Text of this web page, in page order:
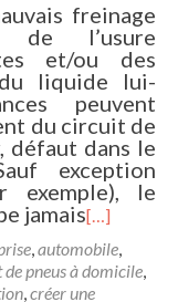
freinage
de l’usure
et/ou des
liquide lui-
peuvent
du circuit de
défaut dans le
exception
exemple), le
jamais[…]
,automobile,
pneus à domicile,
,créer une